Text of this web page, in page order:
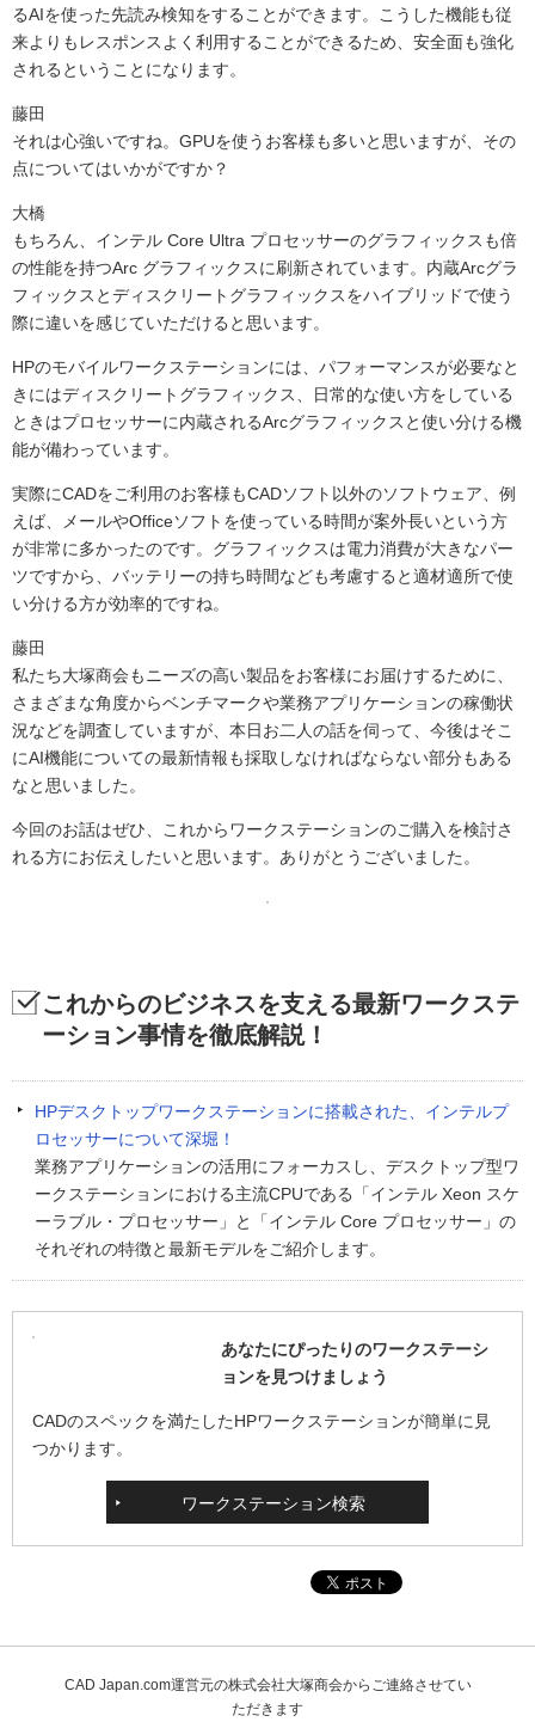
るAIを使った先読み検知をすることができます。こうした機能も従
来よりもレスポンスよく利用することができるため、安全面も強化
されるということになります。
藤田
それは心強いですね。GPUを使うお客様も多いと思いますが、その
点についてはいかがですか？
大橋
もちろん、インテル Core Ultra プロセッサーのグラフィックスも倍
の性能を持つArc グラフィックスに刷新されています。内蔵Arcグラ
フィックスとディスクリートグラフィックスをハイブリッドで使う
際に違いを感じていただけると思います。
HPのモバイルワークステーションには、パフォーマンスが必要なと
きにはディスクリートグラフィックス、日常的な使い方をしている
ときはプロセッサーに内蔵されるArcグラフィックスと使い分ける機
能が備わっています。
実際にCADをご利用のお客様もCADソフト以外のソフトウェア、例
えば、メールやOfficeソフトを使っている時間が案外長いという方
が非常に多かったのです。グラフィックスは電力消費が大きなパー
ツですから、バッテリーの持ち時間なども考慮すると適材適所で使
い分ける方が効率的ですね。
藤田
私たち大塚商会もニーズの高い製品をお客様にお届けするために、
さまざまな角度からベンチマークや業務アプリケーションの稼働状
況などを調査していますが、本日お二人の話を伺って、今後はそこ
にAI機能についての最新情報も採取しなければならない部分もある
なと思いました。
今回のお話はぜひ、これからワークステーションのご購入を検討さ
れる方にお伝えしたいと思います。ありがとうございました。
これからのビジネスを支える最新ワークステ
ーション事情を徹底解説！
HPデスクトップワークステーションに搭載された、インテルプ
ロセッサーについて深堀！
業務アプリケーションの活用にフォーカスし、デスクトップ型ワ
ークステーションにおける主流CPUである「インテル Xeon スケ
ーラブル・プロセッサー」と「インテル Core プロセッサー」の
それぞれの特徴と最新モデルをご紹介します。
あなたにぴったりのワークステーシ
ョンを見つけましょう
CADのスペックを満たしたHPワークステーションが簡単に見
つかります。
ワークステーション検索
CAD Japan.com運営元の株式会社大塚商会からご連絡させてい
ただきます